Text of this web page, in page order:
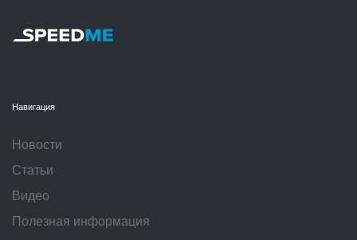
Навигация
Новости
Статьи
Видео
Полезная информация